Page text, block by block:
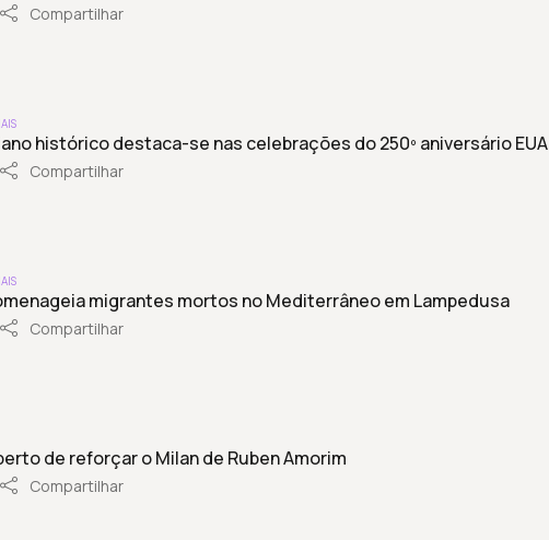
Compartilhar
histórico destaca-se nas celebrações do 250º aniversário EUA
Compartilhar
migrantes mortos no Mediterrâneo em Lampedusa
Compartilhar
de reforçar o Milan de Ruben Amorim
Compartilhar